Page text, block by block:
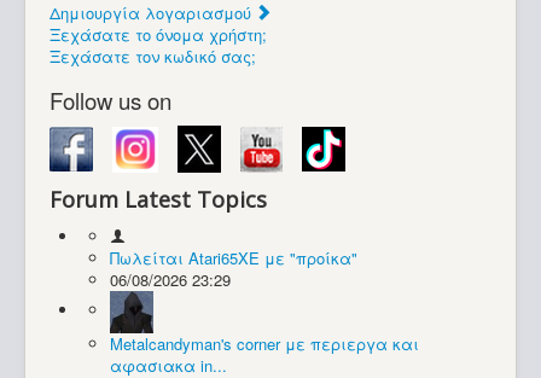
Συλλογές / Projects
Δημιουργία λογαριασμού
Ξεχάσατε το όνομα χρήστη;
Ξεχάσατε τον κωδικό σας;
Follow us on
Forum Latest Topics
Πωλείται Atari65XE με "προίκα"
06/08/2026 23:29
Metalcandyman's corner με περιεργα και
αφασιακα in...